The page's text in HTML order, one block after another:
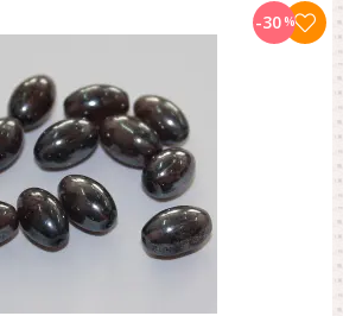
-30%